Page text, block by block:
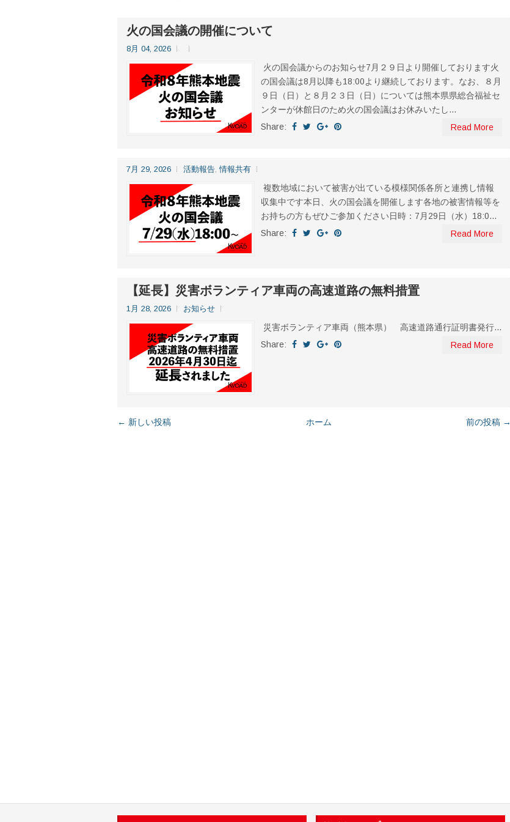
火の国会議の開催について
8月 04, 2026
火の国会議からのお知らせ7月２９日より開催しております火
の国会議は8月以降も18:00より継続しております。なお、８月
９日（日）と８月２３日（日）については熊本県県総合福祉セ
ンターが休館日のため火の国会議はお休みいたし...
Share:
Read More
7月 29, 2026 活動報告,情報共有
複数地域において被害が出ている模様関係各所と連携し情報
収集中です本日、火の国会議を開催します各地の被害情報等を
お持ちの方もぜひご参加ください日時：7月29日（水）18:0...
Share:
Read More
【延長】災害ボランティア車両の高速道路の無料措置
1月 28, 2026 お知らせ
災害ボランティア車両（熊本県） 高速道路通行証明書発行...
Share:
Read More
← 新しい投稿 前の投稿 →
ホーム